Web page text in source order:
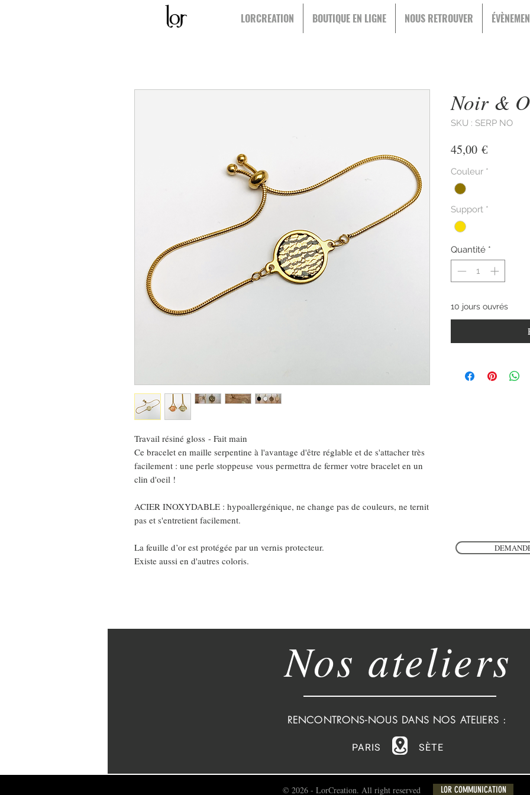
LORCREATION BOUTIQUE EN LIGNE NOUS RETROUVER
Travail résiné gloss - Fait main
Ce bracelet en maille serpentine à l'avantage d'être réglable et de s'attacher très
facilement : une perle stoppeuse vous permettra de fermer votre bracelet en un
clin d'oeil !
ACIER INOXYDABLE : hypoallergénique, ne change pas de couleurs, ne ternit
pas et s'entretient facilement.
La feuille d’or est protégée par un vernis protecteur.
Existe aussi en d'autres coloris.
Noir &
SKU : SERP NO
45,00 €Prix
Couleur *
Support *
Quantité *
10 jours ouvrés
RENCONTRONS-NOUS DANS NOS ATELIERS :
PARIS SÈTE
Nos ateliers
© 2026 - LorCreation. All right reserved LOR COMMUNICATION